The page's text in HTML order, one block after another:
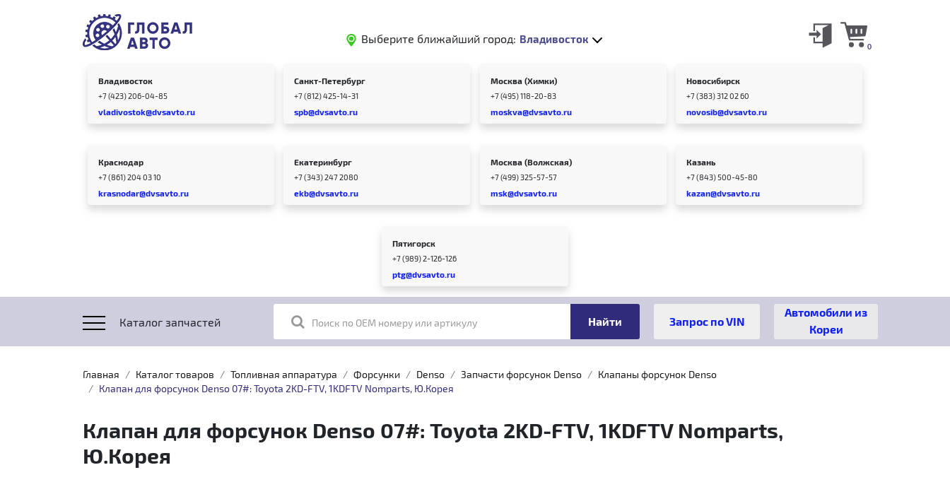
Выберите ближайший город: Владивосток
0
Владивосток
+7 (423) 206-04-85
vladivostok@dvsavto.ru
Санкт-Петербург
+7 (812) 425-14-31
spb@dvsavto.ru
Москва (Химки)
+7 (495) 118-20-83
moskva@dvsavto.ru
Новосибирск
+7 (383) 312 02 60
novosib@dvsavto.ru
Краснодар
+7 (861) 204 03 10
krasnodar@dvsavto.ru
Екатеринбург
+7 (343) 247 2080
ekb@dvsavto.ru
Москва (Волжская)
+7 (499) 325-57-57
msk@dvsavto.ru
Казань
+7 (843) 500-45-80
kazan@dvsavto.ru
Пятигорск
+7 (989) 2-126-126
ptg@dvsavto.ru
Каталог запчастей Поиск по OEM номеру или артикулу
Автомобили из
Кореи
Главная Каталог товаров Топливная аппаратура Форсунки Denso Запчасти форсунок Denso
Клапаны форсунок Denso
Клапан для форсунок Denso 07#: Toyota 2KD-FTV, 1KDFTV Nomparts, Ю.Корея
Клапан для форсунок Denso 07#: Toyota 2KD-FTV, 1KDFTV Nomparts,
Ю.Корея